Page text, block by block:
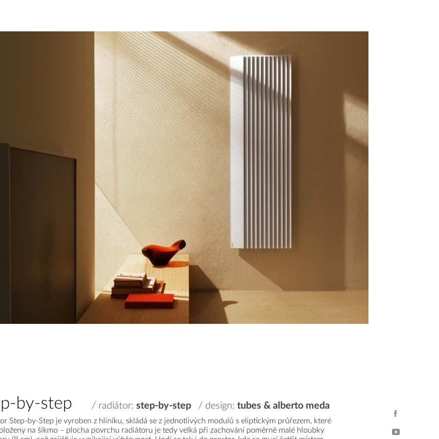
by-step / radiátor: step-by-step / design: tubes & alberto meda
Step-by-Step je vyroben z hliníku, skládá se z jednotlivých modulů s eliptickým průřezem, které
na šikmo – plocha povrchu radiátoru je tedy velká při zachování poměrně malé hloubky